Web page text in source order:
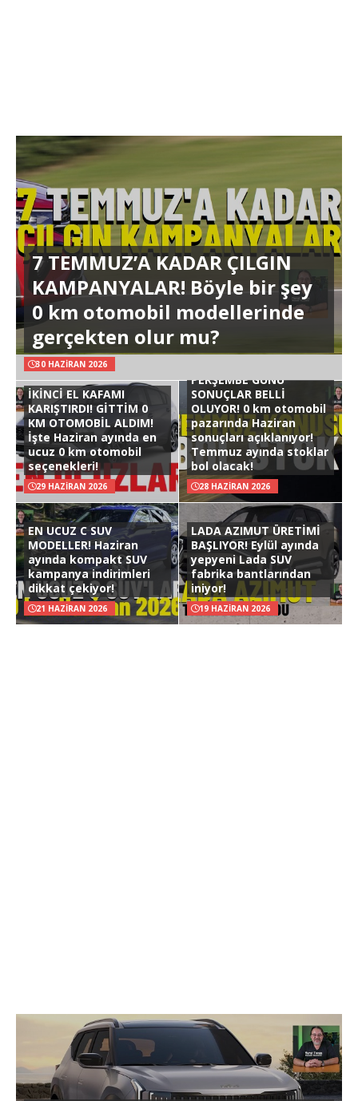
7 TEMMUZ’A KADAR ÇILGIN
KAMPANYALAR! Böyle bir şey
0 km otomobil modellerinde
gerçekten olur mu?
30 HAZIRAN 2026
İKİNCİ EL KAFAMI
KARIŞTIRDI! GİTTİM 0
KM OTOMOBİL ALDIM!
İşte Haziran ayında en
ucuz 0 km otomobil
seçenekleri!
29 HAZIRAN 2026
PERŞEMBE GÜNÜ
SONUÇLAR BELLİ
OLUYOR! 0 km otomobil
pazarında Haziran
sonuçları açıklanıyor!
Temmuz ayında stoklar
bol olacak!
28 HAZIRAN 2026
EN UCUZ C SUV
MODELLER! Haziran
ayında kompakt SUV
kampanya indirimleri
dikkat çekiyor!
21 HAZIRAN 2026
LADA AZIMUT ÜRETİMİ
BAŞLIYOR! Eylül ayında
yepyeni Lada SUV
fabrika bantlarından
iniyor!
19 HAZIRAN 2026